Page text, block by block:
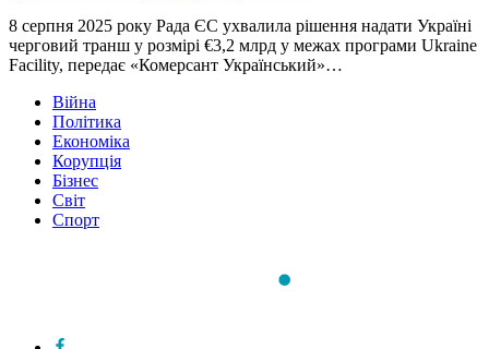
8 серпня 2025 року Рада ЄС ухвалила рішення надати Україні
черговий транш у розмірі €3,2 млрд у межах програми Ukraine
Facility, передає «Комерсант Український»…
Війна
Політика
Економіка
Корупція
Бізнес
Світ
Спорт